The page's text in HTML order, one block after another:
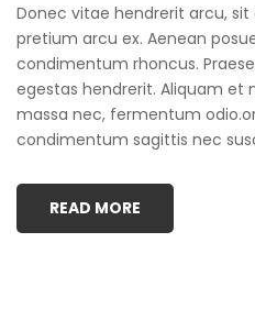
Donec vitae hendrerit arcu,
pretium arcu ex. Aenean
condimentum rhoncus.
egestas hendrerit. Aliquam et
massa nec, fermentum
condimentum sagittis nec
READ MORE
opcionales.
Son
necesarias
para que
funcione la
Estadísticas